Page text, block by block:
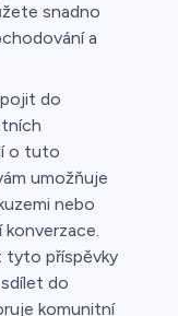
snadno
a
do
o tuto
umožňuje
nebo
tyto příspěvky
do
komunitní